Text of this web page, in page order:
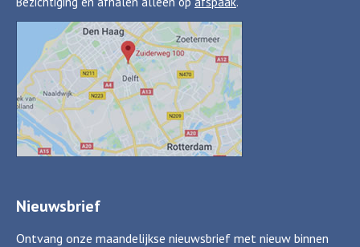
Nieuwsbrief
Ontvang onze maandelijkse nieuwsbrief met nieuw binnen